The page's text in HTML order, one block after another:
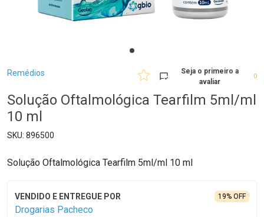
Breadcrumb
Remédios
Seja o primeiro a
avaliar
0
Solução Oftalmológica Tearfilm 5ml/ml
10 ml
896500
Solução Oftalmológica Tearfilm 5ml/ml 10 ml
Drogarias Pacheco
19% OFF